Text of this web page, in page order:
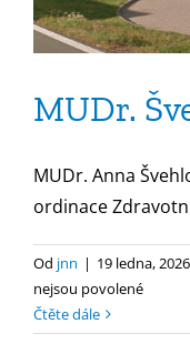
MUDr.
MUDr. Anna
ordinace
Od jnn | 19 ledna, 2026
nejsou povolenéu
s
Čtěte dále